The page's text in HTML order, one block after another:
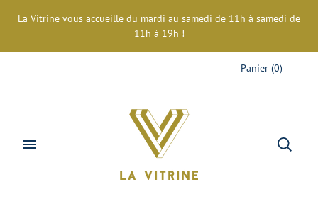
La Vitrine vous accueille du mardi au samedi de 11h à samedi de
11h à 19h !
Panier (0)